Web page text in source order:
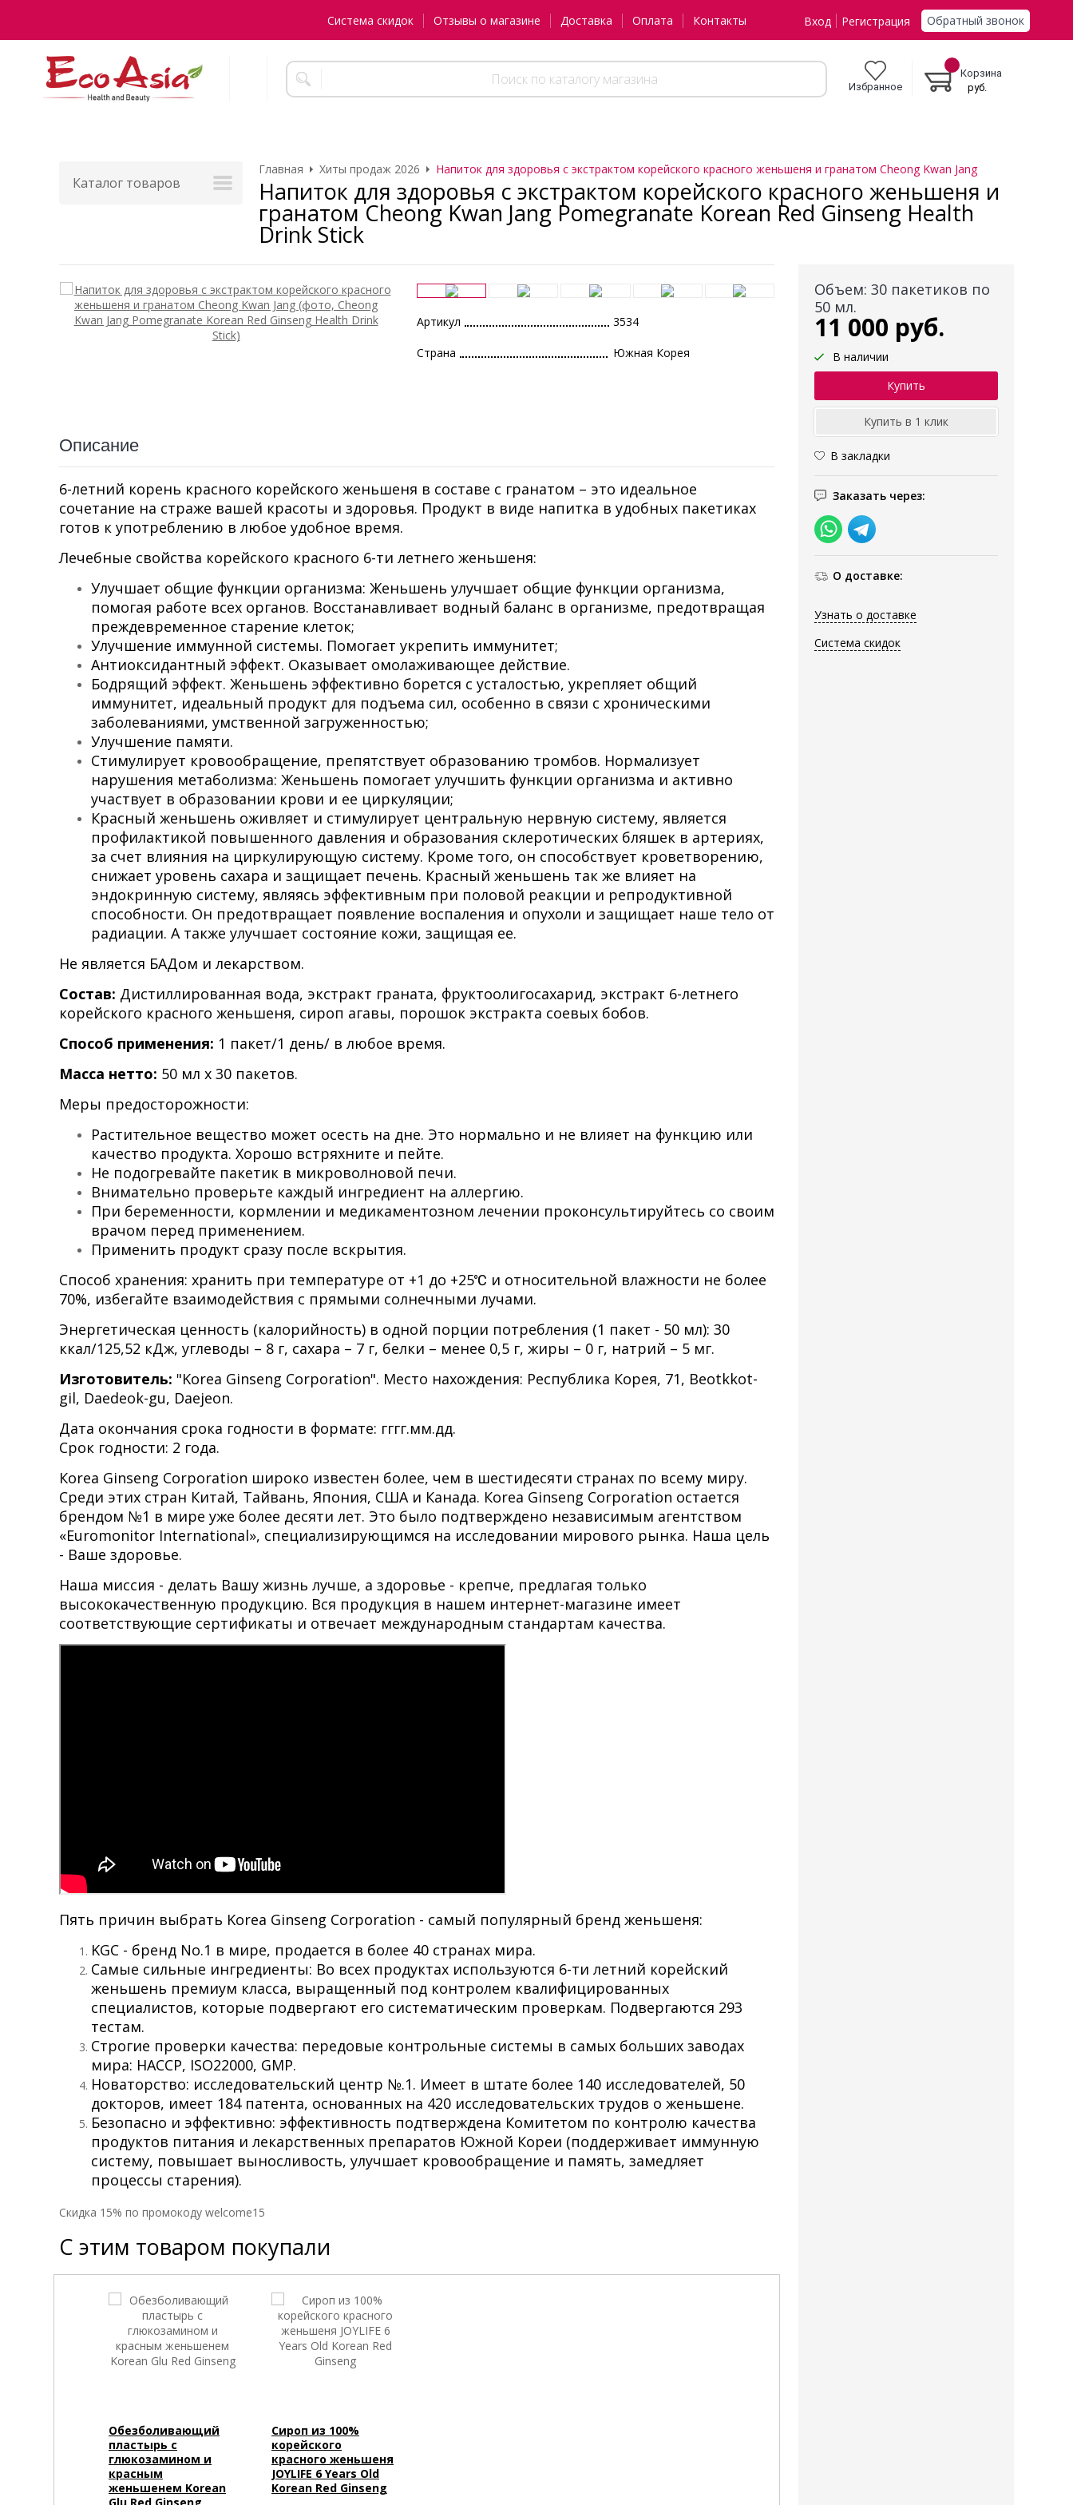
Система скидок Отзывы о магазине Доставка Оплата Контакты Вход Регистрация Обратный звонок
Избранное
Корзина
руб.
Каталог товаров
Главная Хиты продаж 2026 Напиток для здоровья с экстрактом корейского красного женьшеня и гранатом Cheong Kwan Jang
Напиток для здоровья с экстрактом корейского красного женьшеня и
гранатом Cheong Kwan Jang Pomegranate Korean Red Ginseng Health
Drink Stick
Объем: 30 пакетиков по
50 мл.
11 000 руб.
В наличии
В закладки
Заказать через:
О доставке:
Узнать о доставке
Система скидок
Артикул 3534
Страна Южная Корея
Описание
6-летний корень красного корейского женьшеня в составе с гранатом – это идеальное
сочетание на страже вашей красоты и здоровья. Продукт в виде напитка в удобных пакетиках
готов к употреблению в любое удобное время.
Лечебные свойства корейского красного 6-ти летнего женьшеня:
Улучшает общие функции организма: Женьшень улучшает общие функции организма,
помогая работе всех органов. Восстанавливает водный баланс в организме, предотвращая
преждевременное старение клеток;
Улучшение иммунной системы. Помогает укрепить иммунитет;
Антиоксидантный эффект. Оказывает омолаживающее действие.
Бодрящий эффект. Женьшень эффективно борется с усталостью, укрепляет общий
иммунитет, идеальный продукт для подъема сил, особенно в связи с хроническими
заболеваниями, умственной загруженностью;
Улучшение памяти.
Стимулирует кровообращение, препятствует образованию тромбов. Нормализует
нарушения метаболизма: Женьшень помогает улучшить функции организма и активно
участвует в образовании крови и ее циркуляции;
Красный женьшень оживляет и стимулирует центральную нервную систему, является
профилактикой повышенного давления и образования склеротических бляшек в артериях,
за счет влияния на циркулирующую систему. Кроме того, он способствует кроветворению,
снижает уровень сахара и защищает печень. Красный женьшень так же влияет на
эндокринную систему, являясь эффективным при половой реакции и репродуктивной
способности. Он предотвращает появление воспаления и опухоли и защищает наше тело от
радиации. А также улучшает состояние кожи, защищая ее.
Не является БАДом и лекарством.
Состав: Дистиллированная вода, экстракт граната, фруктоолигосахарид, экстракт 6-летнего
корейского красного женьшеня, сироп агавы, порошок экстракта соевых бобов.
Способ применения: 1 пакет/1 день/ в любое время.
Масса нетто: 50 мл х 30 пакетов.
Меры предосторожности:
Растительное вещество может осесть на дне. Это нормально и не влияет на функцию или
качество продукта. Хорошо встряхните и пейте.
Не подогревайте пакетик в микроволновой печи.
Внимательно проверьте каждый ингредиент на аллергию.
При беременности, кормлении и медикаментозном лечении проконсультируйтесь со своим
врачом перед применением.
Применить продукт сразу после вскрытия.
Способ хранения: хранить при температуре от +1 до +25℃ и относительной влажности не более
70%, избегайте взаимодействия с прямыми солнечными лучами.
Энергетическая ценность (калорийность) в одной порции потребления (1 пакет - 50 мл): 30
ккал/125,52 кДж, углеводы – 8 г, сахара – 7 г, белки – менее 0,5 г, жиры – 0 г, натрий – 5 мг.
Изготовитель: "Korea Ginseng Corporation". Место нахождения: Республика Корея, 71, Beotkkot-
gil, Daedeok-gu, Daejeon.
Дата окончания срока годности в формате: гггг.мм.дд.
Срок годности: 2 года.
Кorea Ginseng Corporation широко известен более, чем в шестидесяти странах по всему миру.
Среди этих стран Китай, Тайвань, Япония, США и Канада. Кorea Ginseng Corporation остается
брендом №1 в мире уже более десяти лет. Это было подтверждено независимым агентством
«Euromonitor International», специализирующимся на исследовании мирового рынка. Наша цель
- Ваше здоровье.
Наша миссия - делать Вашу жизнь лучше, а здоровье - крепче, предлагая только
высококачественную продукцию. Вся продукция в нашем интернет-магазине имеет
соответствующие сертификаты и отвечает международным стандартам качества.
Пять причин выбрать Korea Ginseng Corporation - самый популярный бренд женьшеня:
KGC - бренд No.1 в мире, продается в более 40 странах мира.
Самые сильные ингредиенты: Во всех продуктах используются 6-ти летний корейский
женьшень премиум класса, выращенный под контролем квалифицированных
специалистов, которые подвергают его систематическим проверкам. Подвергаются 293
тестам.
Строгие проверки качества: передовые контрольные системы в самых больших заводах
мира: HACCP, ISO22000, GMP.
Новаторство: исследовательский центр №.1. Имеет в штате более 140 исследователей, 50
докторов, имеет 184 патента, основанных на 420 исследовательских трудов о женьшене.
Безопасно и эффективно: эффективность подтверждена Комитетом по контролю качества
продуктов питания и лекарственных препаратов Южной Кореи (поддерживает иммунную
систему, повышает выносливость, улучшает кровообращение и память, замедляет
процессы старения).
Cкидка 15% по промокоду welcome15
С этим товаром покупали
Обезболивающий
пластырь с
глюкозамином и
красным
женьшенем Korean
Сироп из 100%
корейского
красного женьшеня
JOYLIFE 6 Years Old
Korean Red Ginseng